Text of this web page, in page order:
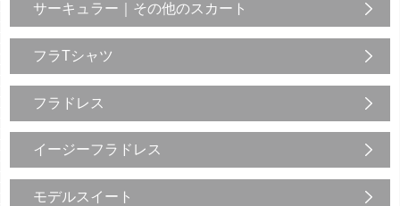
サーキュラー｜その他のスカート
フラTシャツ
フラドレス
イージーフラドレス
モデルスイート